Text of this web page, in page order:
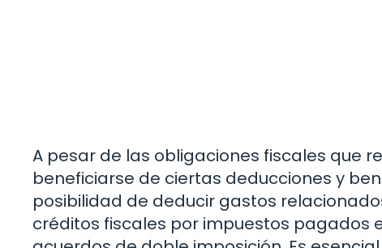
A pesar de las obligaciones fiscales que
beneficiarse de ciertas deducciones y
posibilidad de deducir gastos
créditos fiscales por impuestos pagados